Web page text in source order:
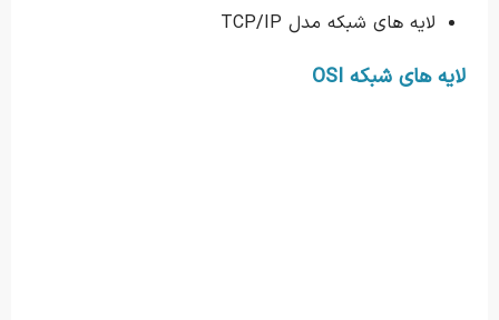
لایه های شبکه مدل TCP/IP
لایه های شبکه OSI